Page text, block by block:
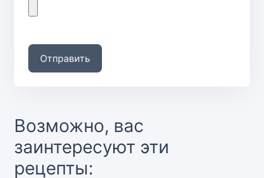
Отправить
Возможно, вас
заинтересуют эти
рецепты: